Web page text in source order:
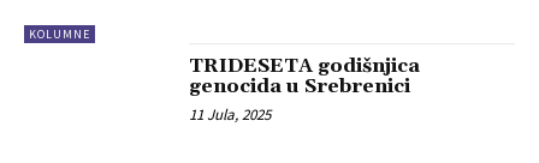
KOLUMNE
TRIDESETA godišnjica
genocida u Srebrenici
11 Jula, 2025